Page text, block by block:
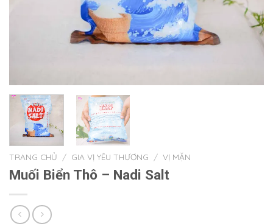
TRANG CHỦ / GIA VỊ YÊU THƯƠNG / VỊ MẶN
Muối Biển Thô – Nadi Salt